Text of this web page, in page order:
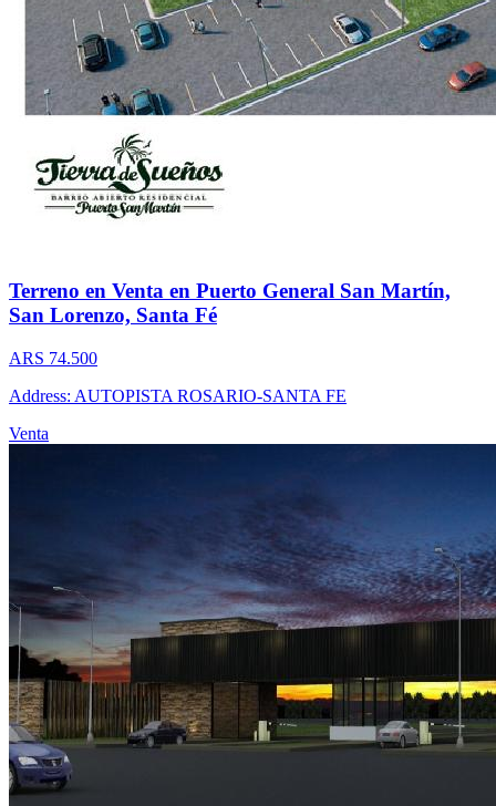
Terreno en Venta en Puerto General San Martín,
San Lorenzo, Santa Fé
ARS 74.500
Address: AUTOPISTA ROSARIO-SANTA FE
Venta